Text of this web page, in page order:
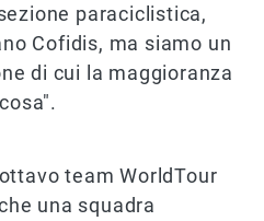
paraciclistica,
Cofidis, ma siamo un
di cui la maggioranza
team WorldTour
una squadra